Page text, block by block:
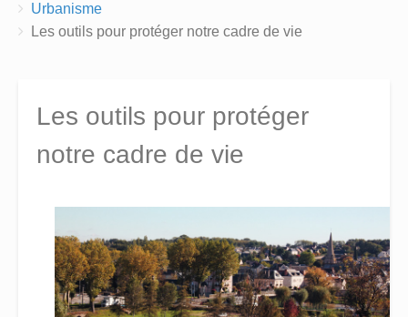
here:
Urbanisme
Les outils pour protéger notre cadre de vie
Les outils pour protéger
notre cadre de vie